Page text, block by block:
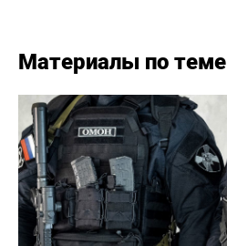
Материалы по теме